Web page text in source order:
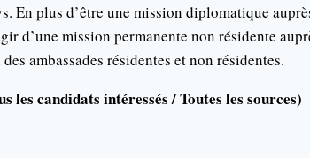
En plus d’être une mission diplomatique
d’une mission permanente non résidente
ambassades résidentes et non résidentes.
les candidats intéressés / Toutes les sources)